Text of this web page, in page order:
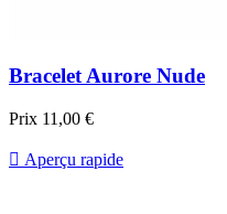
Bracelet Aurore Nude
Prix 11,00 €
 Aperçu rapide